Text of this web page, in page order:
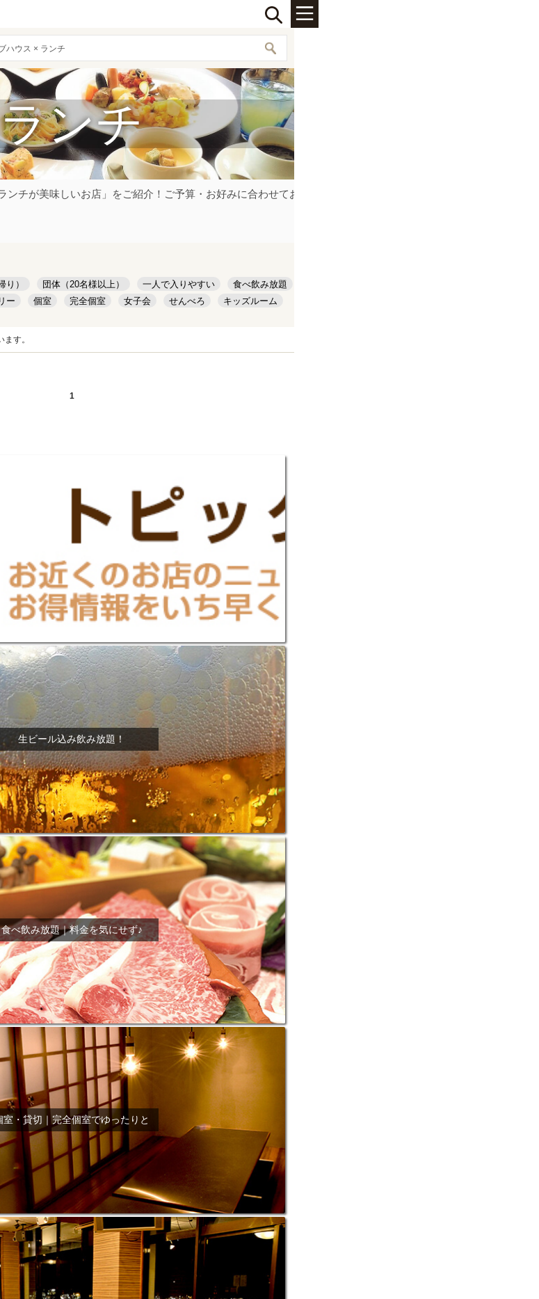
ハウス × ランチ
ランチ
ンチが美味しいお店」をご紹介！ご予算・お好みに合わせてお店をお選びください。
り） 団体（20名様以上） 一人で入りやすい
食べ飲み放題
ー 個室 完全個室 女子会 せんべろ
キッズルーム
す。
1
生ビール込み飲み放題！
食べ飲み放題｜料金を気にせず♪
室・貸切｜完全個室でゆったりと